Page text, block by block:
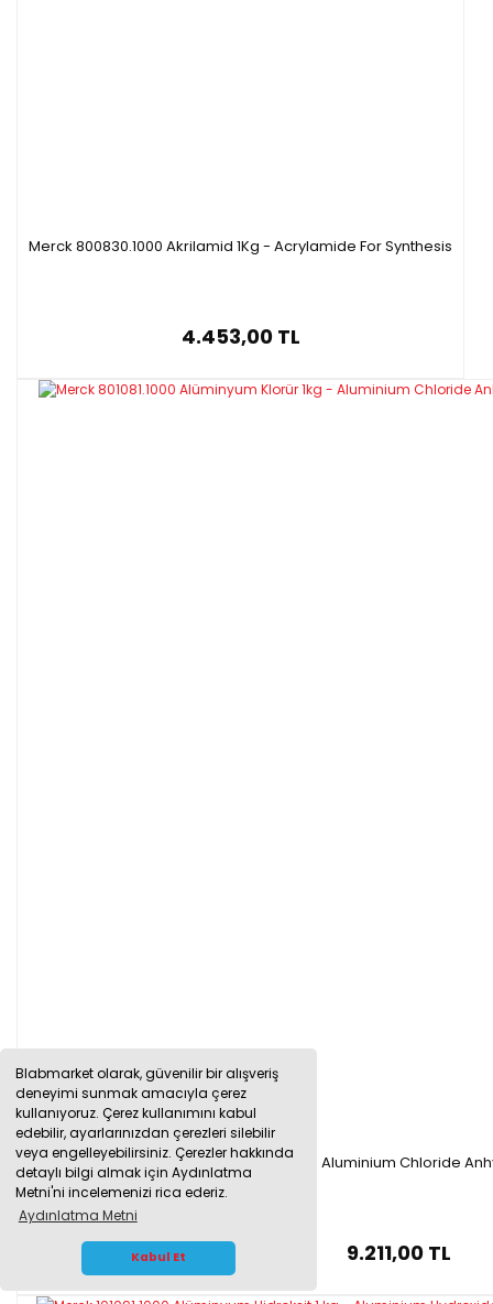
Blabmarket olarak, güvenilir bir alışveriş
deneyimi sunmak amacıyla çerez
kullanıyoruz. Çerez kullanımını kabul
edebilir, ayarlarınızdan çerezleri silebilir
veya engelleyebilirsiniz. Çerezler hakkında
detaylı bilgi almak için Aydınlatma
Metni'ni incelemenizi rica ederiz.
Aydınlatma Metni
Kabul Et
Merck 800830.1000 Akrilamid 1Kg - Acrylamide For Synthesis
4.453,00 TL
Merck 801081.1000 Alüminyum Klorür 1kg - Aluminium Chloride
9.211,00 TL
WHATSAPP İLETİŞİM